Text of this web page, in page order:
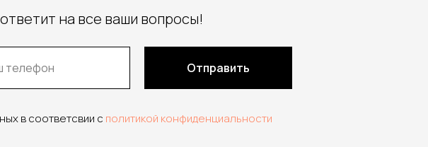
на все ваши вопросы!
Отправить
в соответсвии с политикой конфиденциальности